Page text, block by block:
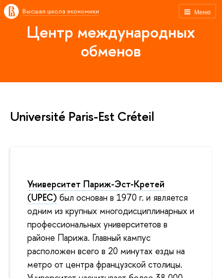
Меню
Высшая школа экономики
Центр международных
обменов
Université Paris-Est Créteil
Университет Париж-Эст-Кретей
(UPEC) был основан в 1970 г. и является
одним из крупных многодисциплинарных и
профессиональных университетов в
районе Парижа. Главный кампус
расположен всего в 20 минутах езды на
метро от центра французской столицы.